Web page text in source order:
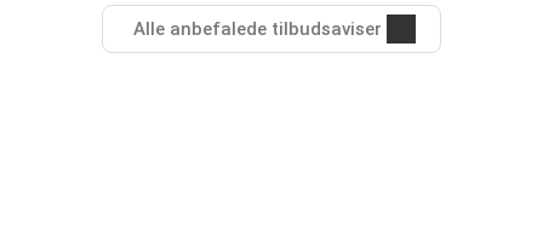
Alle anbefalede tilbudsaviser